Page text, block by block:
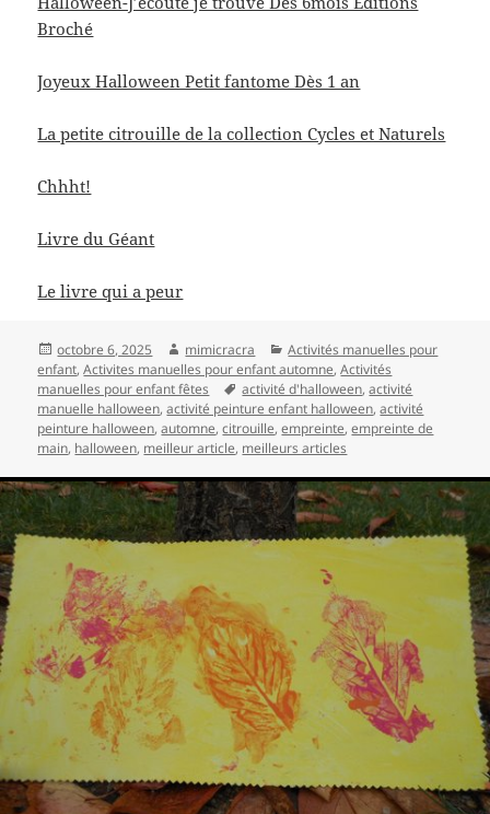
Broché
Joyeux Halloween Petit fantome Dès 1 an
La petite citrouille de la collection Cycles et Naturels
Chhht!
Livre du Géant
Le livre qui a peur
Publié
le
octobre 6, 2025 Auteur
mimicracra Catégories
Activités manuelles pour
enfant,Activites manuelles pour enfant automne,Activités
manuelles pour enfant fêtes
Mots-
clés
activité d'halloween,activité
manuelle halloween,activité peinture enfant halloween,activité
peinture halloween,automne,citrouille,empreinte,empreinte de
main, halloween, meilleur article, meilleurs articles